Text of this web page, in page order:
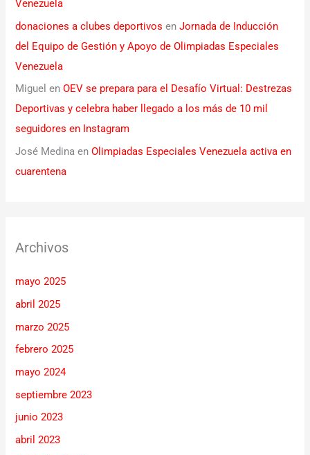
Venezuela
donaciones a clubes deportivos enJornada de Inducción
del Equipo de Gestión y Apoyo de Olimpiadas Especiales
Venezuela
Miguel enOEV se prepara para el Desafío Virtual: Destrezas
Deportivas y celebra haber llegado a los más de 10 mil
seguidores en Instagram
José Medina enOlimpiadas Especiales Venezuela activa en
cuarentena
Archivos
mayo 2025
abril 2025
marzo 2025
febrero 2025
mayo 2024
septiembre 2023
junio 2023
abril 2023